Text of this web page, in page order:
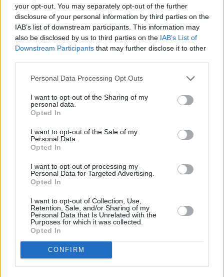
your opt-out. You may separately opt-out of the further
disclosure of your personal information by third parties on the
IAB’s list of downstream participants. This information may
also be disclosed by us to third parties on the IAB’s List of
Downstream Participants that may further disclose it to other
Personal Data Processing Opt Outs
I want to opt-out of the Sharing of my
personal data.
Opted In
I want to opt-out of the Sale of my
Personal Data.
Opted In
I want to opt-out of processing my
Personal Data for Targeted Advertising.
Opted In
I want to opt-out of Collection, Use,
Retention, Sale, and/or Sharing of my
Personal Data that Is Unrelated with the
Purposes for which it was collected.
Opted In
CONFIRM
Στο σημείο έχουν σπεύσει και επιχειρούν 36
πυροσβέστες με μία ομάδα πεζοπόρου
τμήματος της 4ης ΕΜΟΔΕ και 10 οχήματα.
Από αέρος πραγματοποιούν ρίψεις νερού
ένα αεροσκάφος και ένα ελικόπτερο.
ΠερισσότερεςΕιδήσεις σήμερα
Συνεντεύξεις 18/11/2025
Δήμητρα Δερζέκου: «Λέω τη δική μου